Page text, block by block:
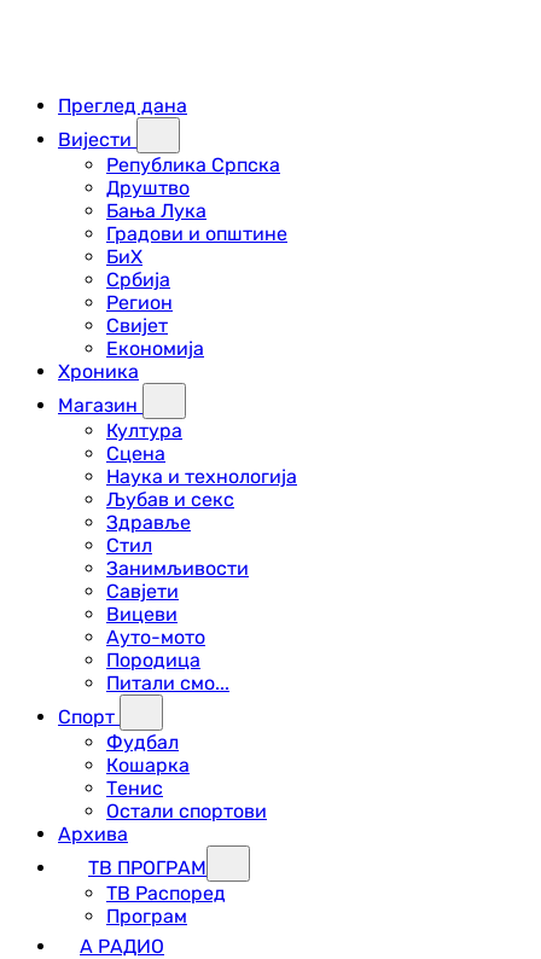
Преглед дана
Вијести
Република Српска
Друштво
Бања Лука
Градови и општине
БиХ
Србија
Регион
Свијет
Економија
Хроника
Магазин
Култура
Сцена
Наука и технологија
Љубав и секс
Здравље
Стил
Занимљивости
Савјети
Вицеви
Ауто-мото
Породица
Питали смо...
Спорт
Фудбал
Кошарка
Тенис
Остали спортови
Архива
ТВ ПРОГРАМ
ТВ Распоред
Програм
А РАДИО